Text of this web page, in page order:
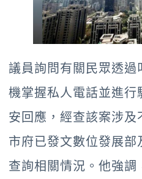
議員詢問有關民眾透過
機掌握私人電話並進
安回應，經查該案涉及
市府已發文數位發展
查詢相關情況。他強調